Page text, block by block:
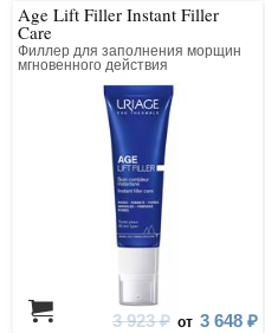
Age Lift Filler Instant Filler
Care
Филлер для заполнения морщин
мгновенного действия
3 923 ₽ от 3 648 ₽